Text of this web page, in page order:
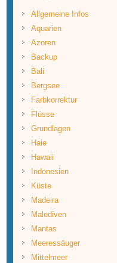
Allgemeine Infos
Aquarien
Azoren
Backup
Bali
Bergsee
Farbkorrektur
Flüsse
Grundlagen
Haie
Hawaii
Indonesien
Küste
Madeira
Malediven
Mantas
Meeressäuger
Mittelmeer